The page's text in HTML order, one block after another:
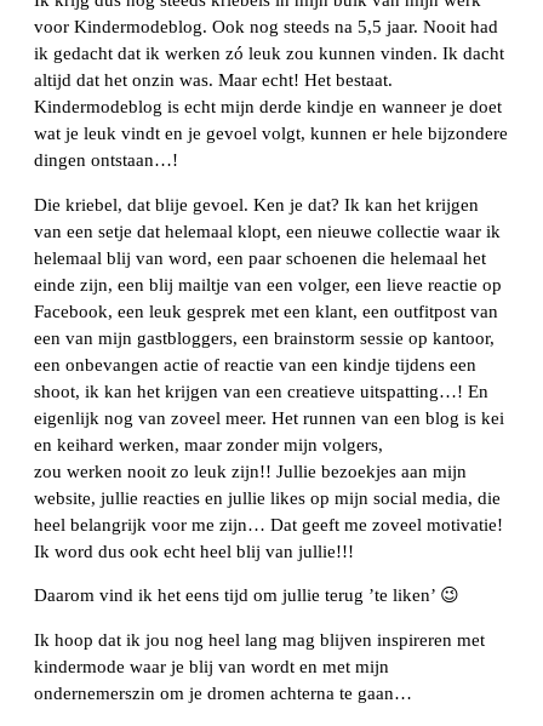
voor Kindermodeblog. Ook nog steeds na 5,5 jaar. Nooit had
ik gedacht dat ik werken zó leuk zou kunnen vinden. Ik dacht
altijd dat het onzin was. Maar echt! Het bestaat.
Kindermodeblog is echt mijn derde kindje en wanneer je doet
wat je leuk vindt en je gevoel volgt, kunnen er hele bijzondere
dingen ontstaan…!
Die kriebel, dat blije gevoel. Ken je dat? Ik kan het krijgen
van een setje dat helemaal klopt, een nieuwe collectie waar ik
helemaal blij van word, een paar schoenen die helemaal het
einde zijn, een blij mailtje van een volger, een lieve reactie op
Facebook, een leuk gesprek met een klant, een outfitpost van
een van mijn gastbloggers, een brainstorm sessie op kantoor,
een onbevangen actie of reactie van een kindje tijdens een
shoot, ik kan het krijgen van een creatieve uitspatting…! En
eigenlijk nog van zoveel meer. Het runnen van een blog is kei
en keihard werken, maar zonder mijn volgers,
zou werken nooit zo leuk zijn!! Jullie bezoekjes aan mijn
website, jullie reacties en jullie likes op mijn social media, die
heel belangrijk voor me zijn… Dat geeft me zoveel motivatie!
Ik word dus ook echt heel blij van jullie!!!
Daarom vind ik het eens tijd om jullie terug ’te liken’ 😉
Ik hoop dat ik jou nog heel lang mag blijven inspireren met
kindermode waar je blij van wordt en met mijn
ondernemerszin om je dromen achterna te gaan…